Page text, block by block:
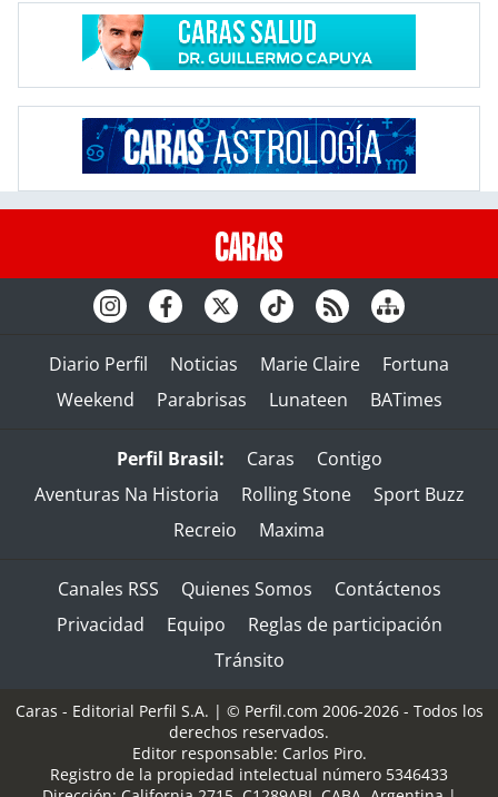
Diario Perfil Noticias Marie Claire
Fortuna
Weekend
Parabrisas Lunateen BATimes
Perfil Brasil: Caras
Contigo
Aventuras Na Historia
Rolling Stone
Sport Buzz
Recreio
Maxima
Canales RSS Quienes Somos
Contáctenos
Privacidad
Equipo
Reglas de participación
Tránsito
Caras - Editorial Perfil S.A. | © Perfil.com 2006-2026 - Todos los
derechos reservados.
Editor responsable: Carlos Piro.
Registro de la propiedad intelectual número 5346433